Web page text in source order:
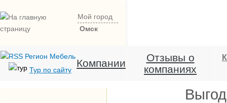
Мой город
Омск
Тур по сайту
Компании
Отзывы о
компаниях